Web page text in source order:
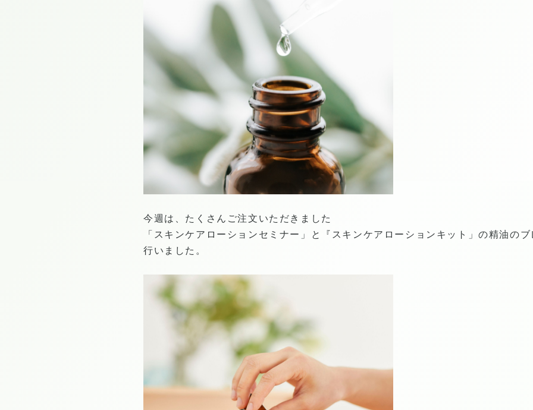
今週は、たくさんご注文いただきました
「スキンケアローションセミナー」と『スキンケアローションキット」の精油の
行いました。